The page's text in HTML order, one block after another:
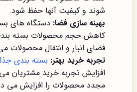
شوند و کیفیت آنها حفظ شود.
بهینه سازی فضا: دستگاه های
کاهش حجم محصولات بسته
فضای انبار و انتقال محصولات
تجربه خرید بهتر: بسته بندی
افزایش تجربه خرید مشتریان
مجدد محصولات را افزایش می